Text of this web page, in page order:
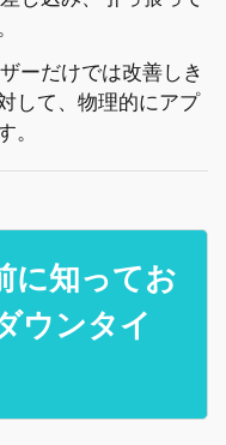
ーだけでは改善しき
して、物理的にアプ
。
に知ってお
ウンタイ